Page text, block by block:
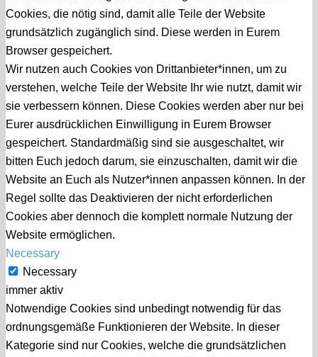
Cookies, die nötig sind, damit alle Teile der Website
grundsätzlich zugänglich sind. Diese werden in Eurem
Browser gespeichert.
Wir nutzen auch Cookies von Drittanbieter*innen, um zu
verstehen, welche Teile der Website Ihr wie nutzt, damit wir
sie verbessern können. Diese Cookies werden aber nur bei
Eurer ausdrücklichen Einwilligung in Eurem Browser
gespeichert. Standardmäßig sind sie ausgeschaltet, wir
bitten Euch jedoch darum, sie einzuschalten, damit wir die
Website an Euch als Nutzer*innen anpassen können. In der
Regel sollte das Deaktivieren der nicht erforderlichen
Cookies aber dennoch die komplett normale Nutzung der
Website ermöglichen.
Necessary
Necessary
immer aktiv
Notwendige Cookies sind unbedingt notwendig für das
ordnungsgemäße Funktionieren der Website. In dieser
Kategorie sind nur Cookies, welche die grundsätzlichen